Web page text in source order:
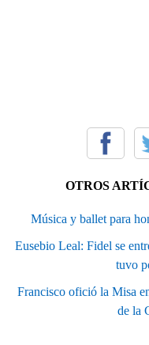
OTROS
Música y ballet para
Eusebio Leal: Fidel se
tuvo
Francisco ofició la Misa
de la